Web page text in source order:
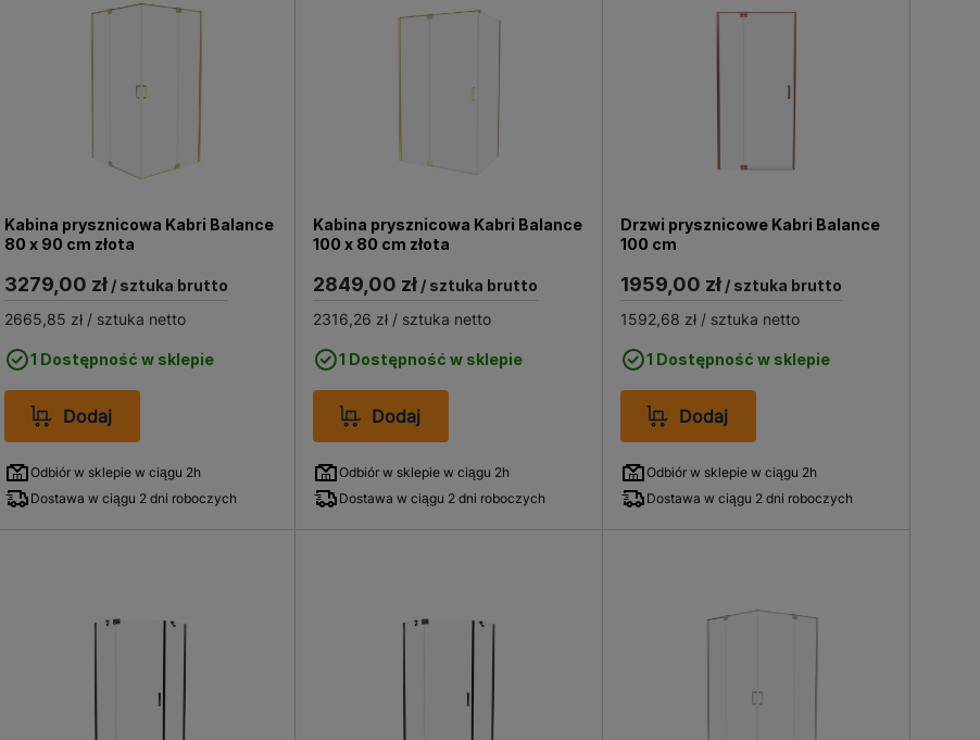
Kabina prysznicowa Kabri Balance
80 x 90 cm złota
3279,00 zł/ sztuka brutto
2665,85 zł/ sztuka netto
1 Dostępność w sklepie
Dodaj
Odbiór w sklepie w ciągu 2h
Dostawa w ciągu 2 dni roboczych
Kabina prysznicowa Kabri Balance
100 x 80 cm złota
2849,00 zł/ sztuka brutto
2316,26 zł/ sztuka netto
1 Dostępność w sklepie
Dodaj
Odbiór w sklepie w ciągu 2h
Dostawa w ciągu 2 dni roboczych
Drzwi prysznicowe Kabri Balance
100 cm
1959,00 zł / sztuka brutto
1592,68 zł / sztuka netto
1 Dostępność w sklepie
Dodaj
Odbiór w sklepie w ciągu 2h
Dostawa w ciągu 2 dni roboczych